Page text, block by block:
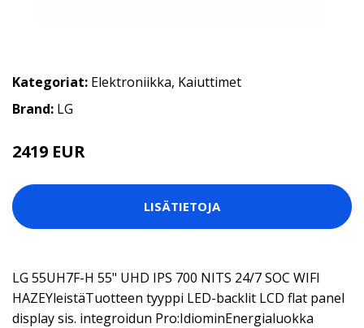
Kategoriat: Elektroniikka, Kaiuttimet
Brand: LG
2419 EUR
LISÄTIETOJA
LG 55UH7F-H 55" UHD IPS 700 NITS 24/7 SOC WIFI
HAZEYleistäTuotteen tyyppi LED-backlit LCD flat panel
display sis. integroidun Pro:IdiominEnergialuokka